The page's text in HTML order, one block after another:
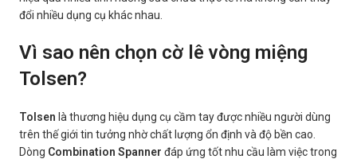
đổi nhiều dụng cụ khác nhau.
Vì sao nên chọn cờ lê vòng miệng
Tolsen?
Tolsen là thương hiệu dụng cụ cầm tay được nhiều người dùng
trên thế giới tin tưởng nhờ chất lượng ổn định và độ bền cao.
Dòng Combination Spanner đáp ứng tốt nhu cầu làm việc trong